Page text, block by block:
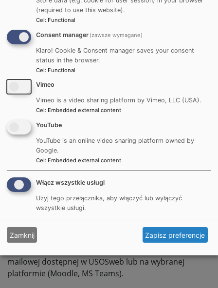
zaliczenie zajęć bądź dopuszczenie do egzaminu i
zaliczenie całego modułu.
5. W przypadku uzasadnionej nieobecności na zajęciach
zdalnych prowadzonych w trybie synchronicznym
student powinien mieć dostęp do materiałów
dydaktycznych do wykorzystania w trybie offline na
zasadach określonych przez prowadzącego zajęcia.
Wykładowca może zalecić inną formę odrobienia tego
typu zajęć.
6. Dostosowanie warunków zaliczenia zajęć lub modułu
do zmienionej postaci zajęć:
dopuszczalne jest wyłącznie za zgodą dziekana
wydziału;
nie może prowadzić do zmiany zakładanych efektów
uczenia się określonych w programie studiów oraz w
sylabusie przedmiotu.
7. O wszelkich zmianach związanych z dostosowaniem
warunków realizacji zajęć oraz ich zaliczenia należy
mailowej dostępnej w USOSweb lub na wybranej
platformie (Moodle, MS Teams).
(required to use this website).
Cel: Functional
Consent manager (zawsze wymagane)
Klaro! Cookie & Consent manager saves your consent
status in the browser.
Cel: Functional
Vimeo
Vimeo is a video sharing platform by Vimeo, LLC (USA).
Cel: Embedded external content
YouTube
YouTube is an online video sharing platform owned by
Google.
Cel: Embedded external content
Włącz wszystkie usługi
Użyj tego przełącznika, aby włączyć lub wyłączyć
wszystkie usługi.
Zamknij Zapisz preferencje